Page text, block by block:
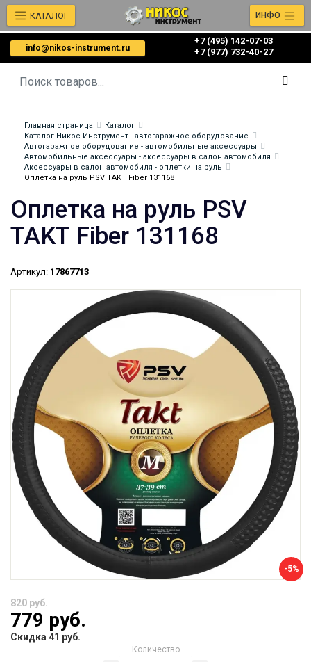
info@nikos-instrument.ru
+7 (495) 142-07-03
‎‎+7 (977) 732-40-27
КАТАЛОГ ИНФО
Главная страница
Каталог
Каталог Никос-Инструмент - автогаражное оборудование
Автогаражное оборудование - автомобильные аксессуары
Автомобильные аксессуары - аксессуары в салон автомобиля
Аксессуары в салон автомобиля - оплетки на руль
Оплетка на руль PSV TAKT Fiber 131168
Оплетка на руль PSV
TAKT Fiber 131168
Артикул: 17867713
-5%
820 руб.
779 руб.
Скидка 41 руб.
Количество